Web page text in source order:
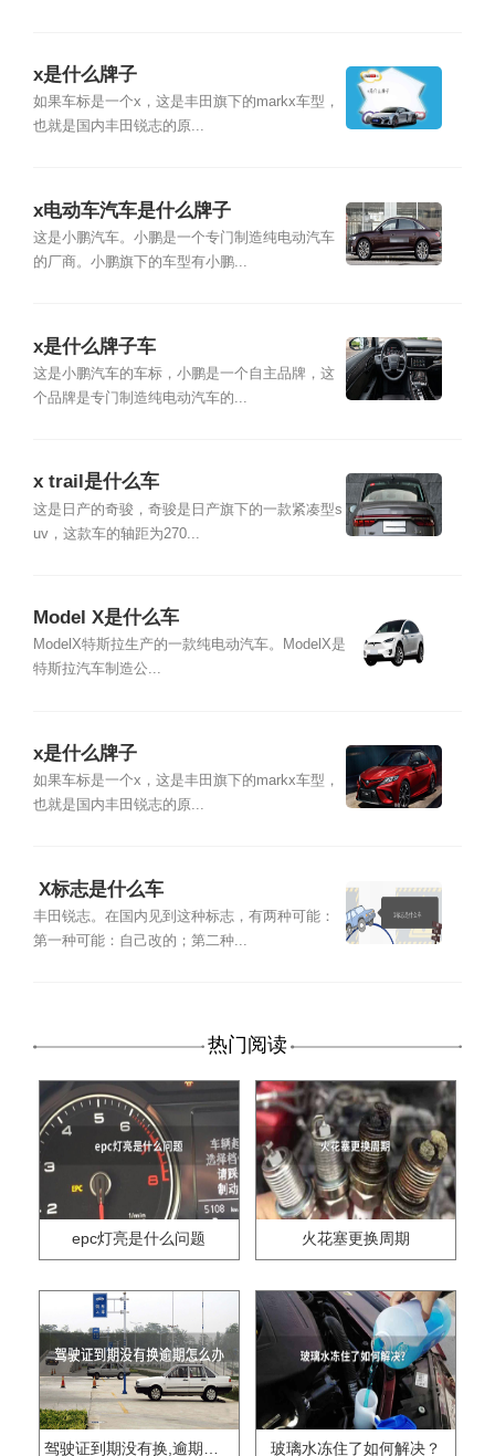
x是什么牌子
如果车标是一个x，这是丰田旗下的markx车型，
也就是国内丰田锐志的原...
x电动车汽车是什么牌子
这是小鹏汽车。小鹏是一个专门制造纯电动汽车
的厂商。小鹏旗下的车型有小鹏...
x是什么牌子车
这是小鹏汽车的车标，小鹏是一个自主品牌，这
个品牌是专门制造纯电动汽车的...
x trail是什么车
这是日产的奇骏，奇骏是日产旗下的一款紧凑型s
uv，这款车的轴距为270...
Model X是什么车
ModelX特斯拉生产的一款纯电动汽车。ModelX是
特斯拉汽车制造公...
x是什么牌子
如果车标是一个x，这是丰田旗下的markx车型，
也就是国内丰田锐志的原...
​ X标志是什么车
丰田锐志。在国内见到这种标志，有两种可能：
第一种可能：自己改的；第二种...
热门阅读
epc灯亮是什么问题 火花塞更换周期
驾驶证到期没有换,逾期怎么办?? 玻璃水冻住了如何解决？